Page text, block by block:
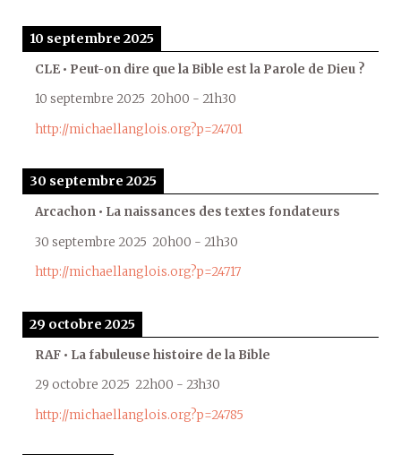
10 septembre 2025
CLE • Peut-on dire que la Bible est la Parole de Dieu ?
10 septembre 2025 20h00 - 21h30
http://michaellanglois.org?p=24701
30 septembre 2025
Arcachon • La naissances des textes fondateurs
30 septembre 2025 20h00 - 21h30
http://michaellanglois.org?p=24717
29 octobre 2025
RAF • La fabuleuse histoire de la Bible
29 octobre 2025 22h00 - 23h30
http://michaellanglois.org?p=24785